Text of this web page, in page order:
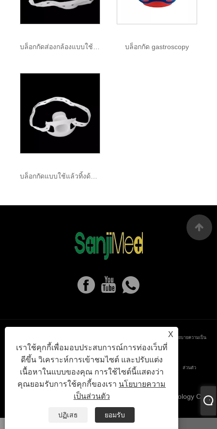
บล็อกกัด gastroscopy
บล็อกกัดแบบใช้แล้วทิ้งด้วยสายรัด
X
เราใช้คุกกี้เพื่อมอบประสบการณ์การท่องเว็บที่
ดีขึ้น วิเคราะห์การเข้าชมไซต์ และปรับแต่ง
เนื้อหาในแบบของคุณ การใช้ไซต์นี้แสดงว่า
คุณยอมรับการใช้คุกกี้ของเรา นโยบายความ
เป็นส่วนตัว
ปฏิเสธ
ยอมรับ
นโยบายความเป็น
ส่วนตัว
ลิขสิทธิ์© 2024 Baoding Sanji Medical Instrument Technology Co.,
Ltd. สงวนลิขสิทธิ์